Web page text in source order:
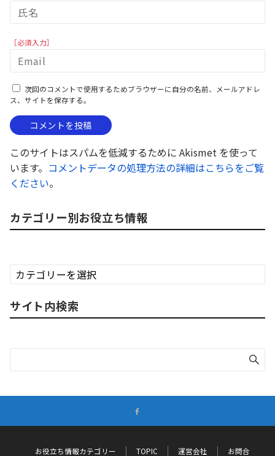
［必須入力］
次回のコメントで使用するためブラウザーに自分の名前、メールアドレ
ス、サイトを保存する。
このサイトはスパムを低減するために Akismet を使って
います。 コメントデータの処理方法の詳細はこちらをご覧
ください。
カテゴリー別お役立ち情報
カ
テ
リ
ー
お
立
サイト内検索
お役立ち情報カテゴリー TOPIC 運営会社 お問合